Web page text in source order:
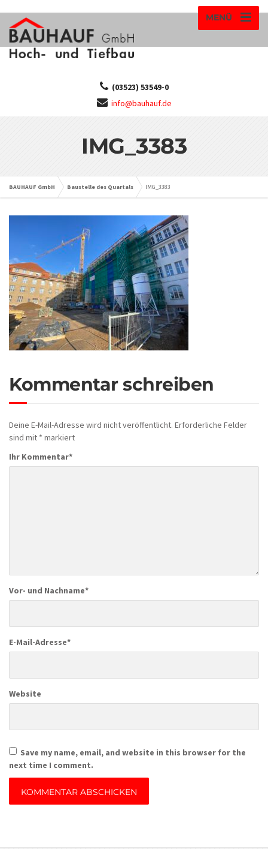
MENÜ
(03523) 53549-0
info@bauhauf.de
IMG_3383
BAUHAUF GmbH Baustelle des Quartals IMG_3383
Kommentar schreiben
Deine E-Mail-Adresse wird nicht veröffentlicht. Erforderliche Felder
sind mit * markiert
Ihr Kommentar*
Vor- und Nachname*
E-Mail-Adresse*
Website
Save my name, email, and website in this browser for the
next time I comment.